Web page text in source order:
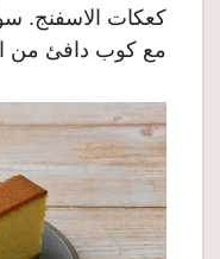
كعكات الاسفنج.
مع كوب دافئ من